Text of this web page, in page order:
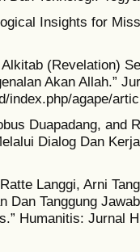
Insights for
(Revelation)
Akan Allah.”
index.php/agape/
Duapadang, and
Dialog Dan
Langgi, Arni
Dan Tanggung
Humanitis: Jurnal